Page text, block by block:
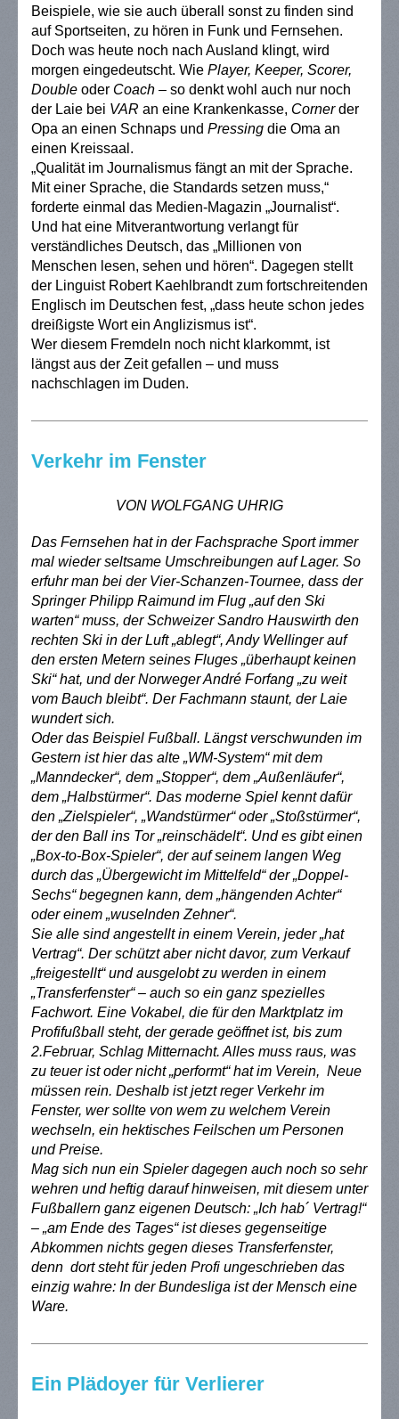
Beispiele, wie sie auch überall sonst zu finden sind
auf Sportseiten, zu hören in Funk und Fernsehen.
Doch was heute noch nach Ausland klingt, wird
morgen eingedeutscht. Wie Player, Keeper, Scorer,
Double oder Coach – so denkt wohl auch nur noch
der Laie bei VAR an eine Krankenkasse, Cornerder
Opa an einen Schnaps und Pressing die Oma an
einen Kreissaal.
„Qualität im Journalismus fängt an mit der Sprache.
Mit einer Sprache, die Standards setzen muss,“
forderte einmal das Medien-Magazin „Journalist“.
Und hat eine Mitverantwortung verlangt für
verständliches Deutsch, das „Millionen von
Menschen lesen, sehen und hören“. Dagegen stellt
der Linguist Robert Kaehlbrandt zum fortschreitenden
Englisch im Deutschen fest, „dass heute schon jedes
dreißigste Wort ein Anglizismus ist“.
Wer diesem Fremdeln noch nicht klarkommt, ist
längst aus der Zeit gefallen – und muss
nachschlagen im Duden.
Verkehr im Fenster
VON WOLFGANG UHRIG
Das Fernsehen hat in der Fachsprache Sport immer
mal wieder seltsame Umschreibungen auf Lager. So
erfuhr man bei der Vier-Schanzen-Tournee, dass der
Springer Philipp Raimund im Flug „auf den Ski
warten“ muss, der Schweizer Sandro Hauswirth den
rechten Ski in der Luft „ablegt“, Andy Wellinger auf
den ersten Metern seines Fluges „überhaupt keinen
Ski“ hat, und der Norweger André Forfang „zu weit
vom Bauch bleibt“. Der Fachmann staunt, der Laie
wundert sich.
Oder das Beispiel Fußball. Längst verschwunden im
Gestern ist hier das alte „WM-System“ mit dem
„Manndecker“, dem „Stopper“, dem „Außenläufer“,
dem „Halbstürmer“. Das moderne Spiel kennt dafür
den „Zielspieler“, „Wandstürmer“ oder „Stoßstürmer“,
der den Ball ins Tor „reinschädelt“. Und es gibt einen
„Box-to-Box-Spieler“, der auf seinem langen Weg
durch das „Übergewicht im Mittelfeld“ der „Doppel-
Sechs“ begegnen kann, dem „hängenden Achter“
oder einem „wuselnden Zehner“.
Sie alle sind angestellt in einem Verein, jeder „hat
Vertrag“. Der schützt aber nicht davor, zum Verkauf
„freigestellt“ und ausgelobt zu werden in einem
„Transferfenster“ – auch so ein ganz spezielles
Fachwort. Eine Vokabel, die für den Marktplatz im
Profifußball steht, der gerade geöffnet ist, bis zum
2.Februar, Schlag Mitternacht. Alles muss raus, was
zu teuer ist oder nicht „performt“ hat im Verein, Neue
müssen rein. Deshalb ist jetzt reger Verkehr im
Fenster, wer sollte von wem zu welchem Verein
wechseln, ein hektisches Feilschen um Personen
und Preise.
Mag sich nun ein Spieler dagegen auch noch so sehr
wehren und heftig darauf hinweisen, mit diesem unter
Fußballern ganz eigenen Deutsch: „Ich hab´ Vertrag!“
– „am Ende des Tages“ ist dieses gegenseitige
Abkommen nichts gegen dieses Transferfenster,
denn dort steht für jeden Profi ungeschrieben das
einzig wahre: In der Bundesliga ist der Mensch eine
Ware.
Ein Plädoyer für Verlierer